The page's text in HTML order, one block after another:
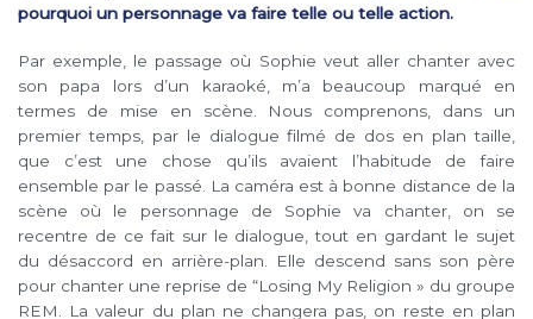
pourquoi un personnage va faire telle ou telle action.
Par exemple, le passage où Sophie veut aller chanter avec
son papa lors d’un karaoké, m’a beaucoup marqué en
termes de mise en scène. Nous comprenons, dans un
premier temps, par le dialogue filmé de dos en plan taille,
que c’est une chose qu’ils avaient l’habitude de faire
ensemble par le passé. La caméra est à bonne distance de la
scène où le personnage de Sophie va chanter, on se
recentre de ce fait sur le dialogue, tout en gardant le sujet
du désaccord en arrière-plan. Elle descend sans son père
pour chanter une reprise de “Losing My Religion » du groupe
REM. La valeur du plan ne changera pas, on reste en plan